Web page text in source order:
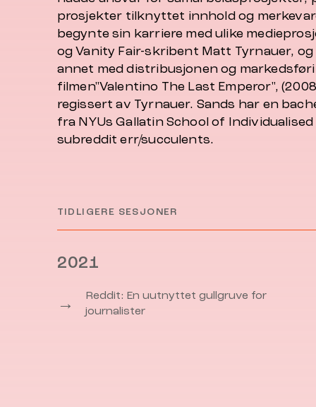
prosjekter tilknyttet innhold og
begynte sin karriere med ulike
og Vanity Fair-skribent Matt Tyrnauer,
annet med distribusjonen og
filmen"Valentino The Last Emperor",
regissert av Tyrnauer. Sands har en
fra NYUs Gallatin School of
subreddit err/succulents.
TIDLIGERE SESJONER
2021
→
Reddit: En uutnyttet gullgruve for
journalister